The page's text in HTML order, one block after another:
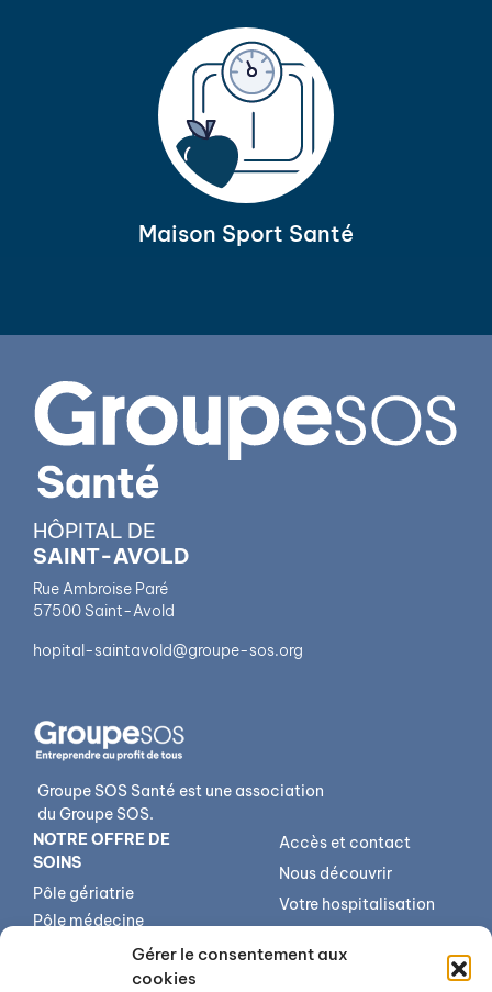
Gérer le consentement aux
cookies
Maison Sport Santé
HÔPITAL DE
SAINT-AVOLD
Rue Ambroise Paré
57500 Saint-Avold
hopital-saintavold@groupe-sos.org
Groupe SOS Santé est une association
du Groupe SOS.
NOTRE OFFRE DE
SOINS
Pôle gériatrie
Pôle médecine
Centre médico-
Accès et contact
Nous découvrir
Votre hospitalisation
Votre sortie